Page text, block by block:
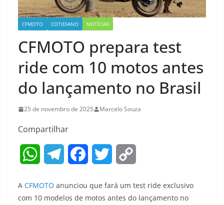
CFMOTO COTIDIANO NOTÍCIAS
CFMOTO prepara test
ride com 10 motos antes
do lançamento no Brasil
25 de novembro de 2025 Marcelo Souza
Compartilhar
W
a
l
c
i
p
A CFMOTO anunciou que fará um test ride exclusivo
com 10 modelos de motos antes do lançamento no